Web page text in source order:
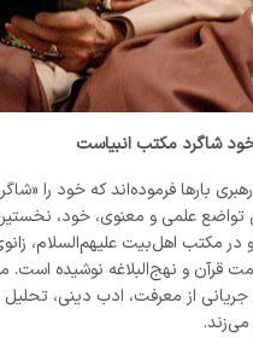
خود شاگرد مکتب انبیاست
بارها فرموده‌اند که خود را
تواضع علمی و معنوی، خود،
در مکتب اهل‌بیت علیهم‌السلام،
قرآن و نهج‌البلاغه نوشیده است.
از معرفت، ادب دینی،